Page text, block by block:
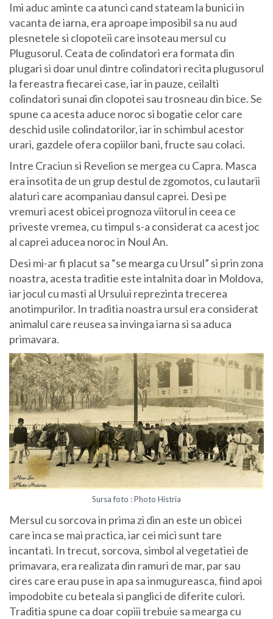
Imi aduc aminte ca atunci cand stateam la bunici in
vacanta de iarna, era aproape imposibil sa nu aud
plesnetele si clopoteii care insoteau mersul cu
Plugusorul. Ceata de colindatori era formata din
plugari si doar unul dintre colindatori recita plugusorul
la fereastra fiecarei case, iar in pauze, ceilalti
colindatori sunai din clopotei sau trosneau din bice. Se
spune ca acesta aduce noroc si bogatie celor care
deschid usile colindatorilor, iar in schimbul acestor
urari, gazdele ofera copiilor bani, fructe sau colaci.
Intre Craciun si Revelion se mergea cu Capra. Masca
era insotita de un grup destul de zgomotos, cu lautarii
alaturi care acompaniau dansul caprei. Desi pe
vremuri acest obicei prognoza viitorul in ceea ce
priveste vremea, cu timpul s-a considerat ca acest joc
al caprei aducea noroc in Noul An.
Desi mi-ar fi placut sa “se mearga cu Ursul” si prin zona
noastra, acesta traditie este intalnita doar in Moldova,
iar jocul cu masti al Ursului reprezinta trecerea
anotimpurilor. In traditia noastra ursul era considerat
animalul care reusea sa invinga iarna si sa aduca
primavara.
Sursa foto : Photo Histria
Mersul cu sorcova in prima zi din an este un obicei
care inca se mai practica, iar cei mici sunt tare
incantati. In trecut, sorcova, simbol al vegetatiei de
primavara, era realizata din ramuri de mar, par sau
cires care erau puse in apa sa inmugureasca, fiind apoi
impodobite cu beteala si panglici de diferite culori.
Traditia spune ca doar copiii trebuie sa mearga cu